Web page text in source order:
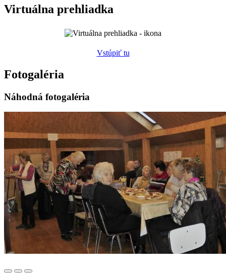
Virtuálna prehliadka
Vstúpiť tu
Fotogaléria
Náhodná fotogaléria